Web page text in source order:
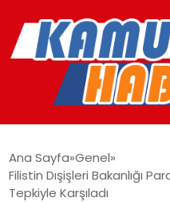
YAŞAM
Ana Sayfa Genel
Filistin Dışişleri Bakanlığı
Tepkiyle Karşıladı